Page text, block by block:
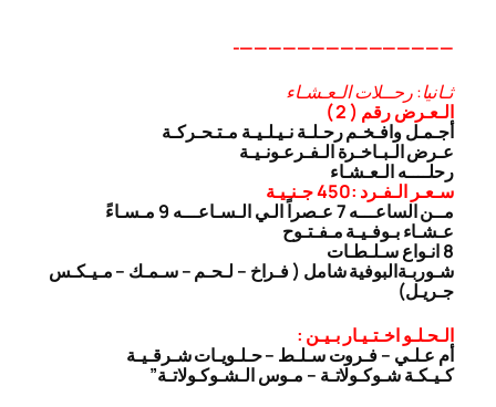
———————————————-
ثـانيا: رحــلات الـعـشـاء
الـعـرض رقم ( 2 )
أجـمـل وافـخـم رحـلـة نـيـلـيـة مـتـحـركـة
عـرض الـبـاخـرة الـفـرعـونـيـة
رحلــــه الـعـشـاء
سـعـر الـفـرد :450 جـنـيـة
مــن الساعـــه 7 عـصراً الـي الـسـاعـــه 9 مـسـاءً
عـشـاء بـوفـيـة مـفـتـوح
8 انـواع سـلـطـات
شـوربـةالبوفية شامل ( فـراخ – لـحـم – سـمـك – مـيـكـس
جـريـل)
الـحـلـو اخـتـيـار بـيـن :
أم عـلـي – فـروت سـلـط – حـلـويـات شـرقـيـة
كـيـكـة شـوكـولاتـة – مـوس الـشـوكـولاتـة”